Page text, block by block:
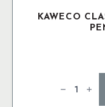
KAWECO
CLASSIC
SPORT